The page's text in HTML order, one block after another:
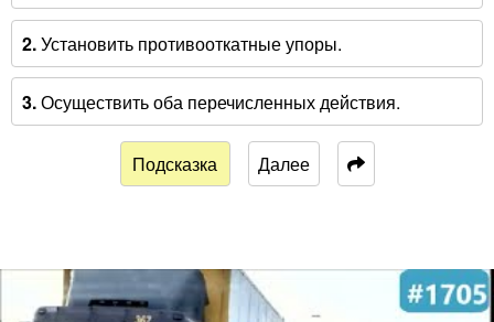
2.Установить противооткатные упоры.
3.Осуществить оба перечисленных действия.
Подсказка Далее